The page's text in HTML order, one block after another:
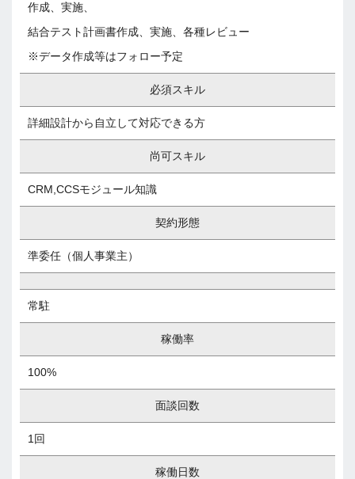
作成、実施、
結合テスト計画書作成、実施、各種レビュー
※データ作成等はフォロー予定
必須スキル
詳細設計から自立して対応できる方
尚可スキル
CRM,CCSモジュール知識
契約形態
準委任（個人事業主）
常駐
稼働率
100%
面談回数
1回
稼働日数